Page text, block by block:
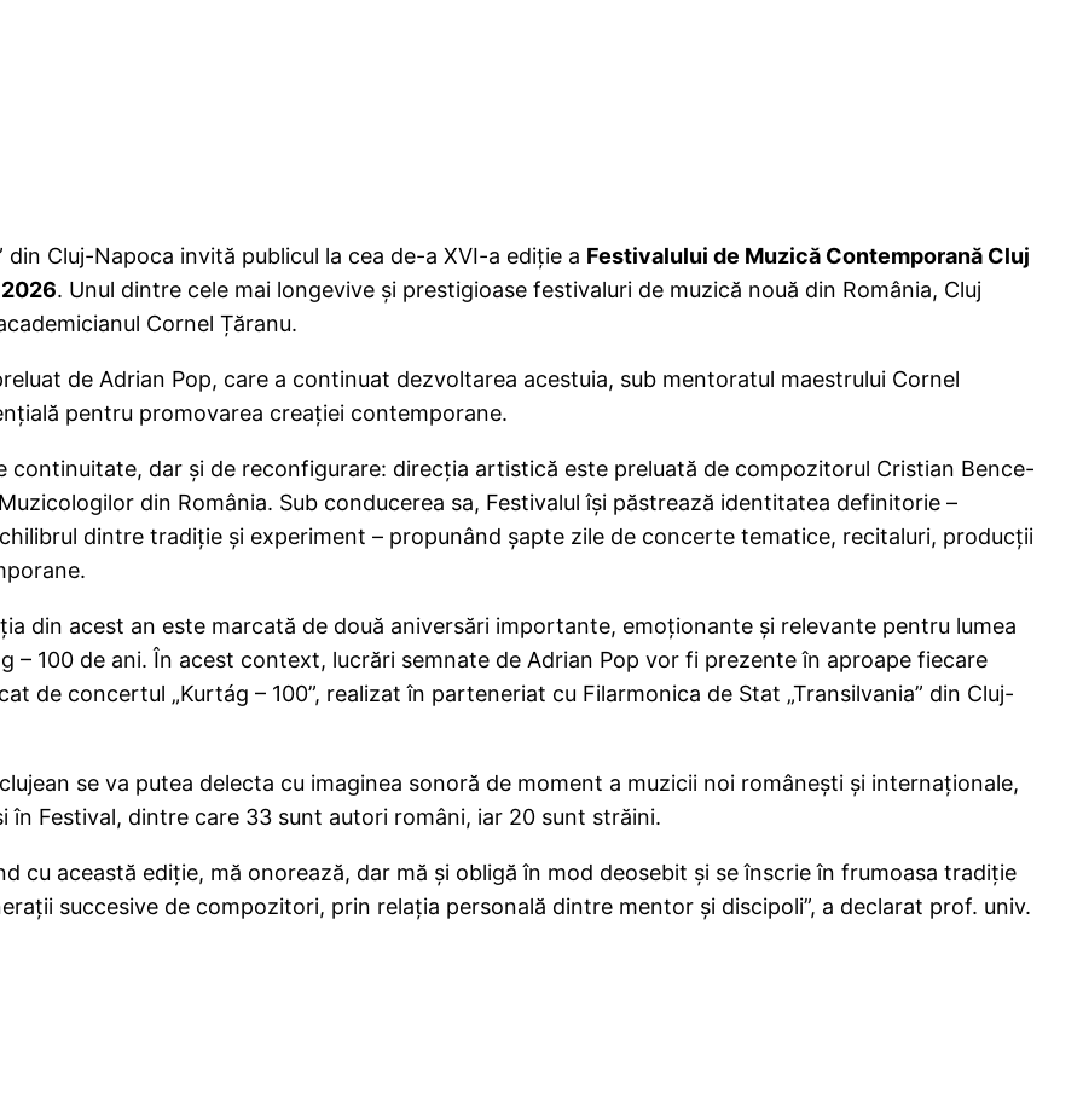
Cluj-Napoca invită publicul la cea de-a XVI-a ediție a Festivalului de Muzică Contemporană Cluj
. Unul dintre cele mai longevive și prestigioase festivaluri de muzică nouă din România, Cluj
Cornel Țăranu.
de Adrian Pop, care a continuat dezvoltarea acestuia, sub mentoratul maestrului Cornel
pentru promovarea creației contemporane.
dar și de reconfigurare: direcția artistică este preluată de compozitorul Cristian Bence-
din România. Sub conducerea sa, Festivalul își păstrează identitatea definitorie –
dintre tradiție și experiment – propunând șapte zile de concerte tematice, recitaluri, producții
acest an este marcată de două aniversări importante, emoționante și relevante pentru lumea
– 100 de ani. În acest context, lucrări semnate de Adrian Pop vor fi prezente în aproape fiecare
de concertul „Kurtág – 100”, realizat în parteneriat cu Filarmonica de Stat „Transilvania” din Cluj-
se va putea delecta cu imaginea sonoră de moment a muzicii noi românești și internaționale,
Festival, dintre care 33 sunt autori români, iar 20 sunt străini.
ediție, mă onorează, dar mă și obligă în mod deosebit și se înscrie în frumoasa tradiție
succesive de compozitori, prin relația personală dintre mentor și discipoli”, a declarat prof. univ.